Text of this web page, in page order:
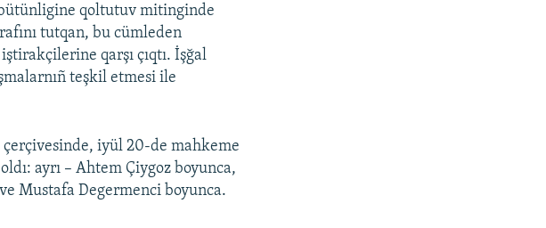
bütünligine qoltutuv mitinginde
tutqan, bu cümleden
qarşı çıqtı. İşğal
teşkil etmesi ile
iyül 20-de mahkeme
ayrı – Ahtem Çiygoz boyunca,
Mustafa Degermenci boyunca.